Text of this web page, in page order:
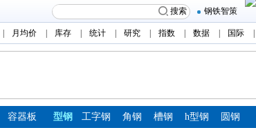
搜索 钢铁智策
月均价 库存 统计 研究 指数 数据 国际
容器板 型钢 工字钢 角钢 槽钢 h型钢 圆钢